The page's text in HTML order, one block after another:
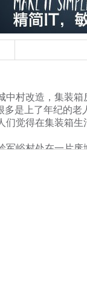
村改造，集装箱
多是上了年纪的
觉得在集装箱生
村处在一片废